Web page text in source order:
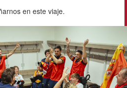
en este viaje.